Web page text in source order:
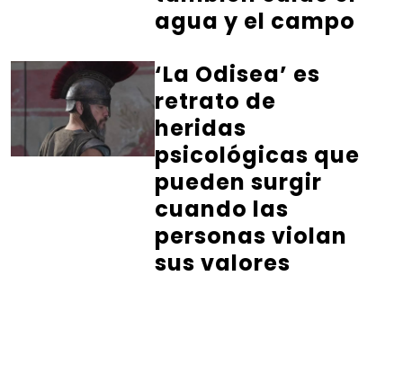
agua y el campo
‘La Odisea’ es
retrato de
heridas
psicológicas que
pueden surgir
cuando las
personas violan
sus valores